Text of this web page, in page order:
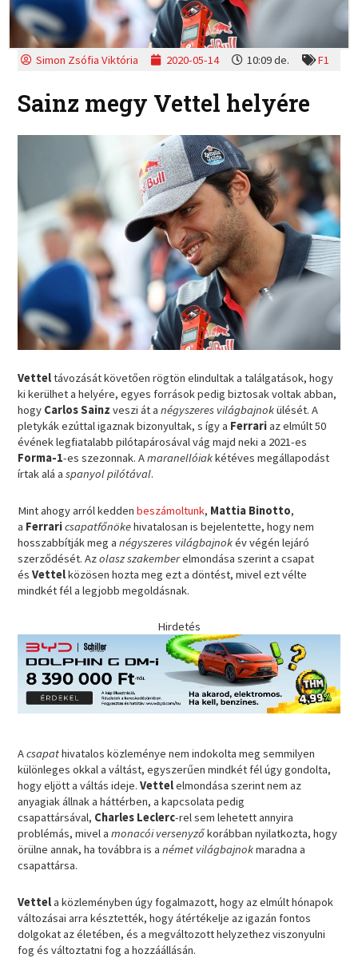
Simon Zsófia Viktória 2020-05-14 10:09 de. F1
Sainz megy Vettel helyére
Vetteltávozását követően rögtön elindultak a találgatások, hogy
ki kerülhet a helyére, egyes források pedig biztosak voltak abban,
hogy Carlos Sainz veszi át anégyszeres világbajnokülését. A
pletykák ezúttal igaznak bizonyultak, s így a Ferrariaz elmúlt 50
évének legfiatalabb pilótapárosával vág majd neki a 2021-es
Forma-1-es szezonnak. Amaranellóiakkétéves megállapodást
írtak alá aspanyol pilótával.
Mint ahogy arról keddenbeszámoltunk, Mattia Binotto,
a Ferraricsapatfőnökehivatalosan is bejelentette, hogy nem
hosszabbítják meg anégyszeres világbajnokév végén lejáró
szerződését. Azolasz szakemberelmondása szerint a csapat
ésVettelközösen hozta meg ezt a döntést, mivel ezt vélte
mindkét fél a legjobb megoldásnak.
Hirdetés
Acsapathivatalos közleménye nem indokolta meg semmilyen
különleges okkal a váltást, egyszerűen mindkét fél úgy gondolta,
hogy eljött a váltás ideje.Vettelelmondása szerint nem az
anyagiak állnak a háttérben, a kapcsolata pedig
csapattársával, Charles Leclerc-rel sem lehetett annyira
problémás, mivel amonacói versenyzőkorábban nyilatkozta, hogy
örülne annak, ha továbbra is anémet világbajnokmaradna a
csapattársa.
Vettela közleményben úgy fogalmazott, hogy az elmúlt hónapok
változásai arra késztették, hogy átértékelje az igazán fontos
dolgokat az életében, és a megváltozott helyzethez viszonyulni
fog és változtatni fog a hozzáállásán.